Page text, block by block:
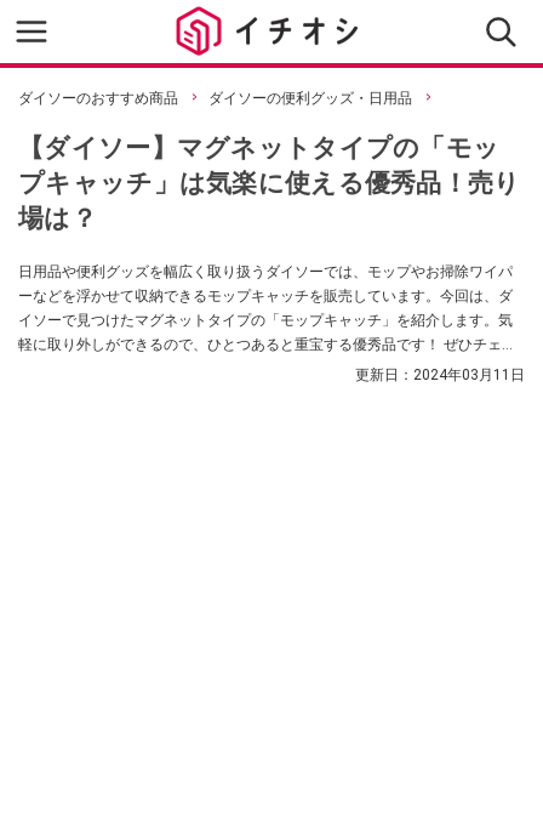
ダイソーのおすすめ商品 ダイソーの便利グッズ・日用品
【ダイソー】マグネットタイプの「モッ
プキャッチ」は気楽に使える優秀品！売り
場は？
日用品や便利グッズを幅広く取り扱うダイソーでは、モップやお掃除ワイパ
ーなどを浮かせて収納できるモップキャッチを販売しています。今回は、ダ
イソーで見つけたマグネットタイプの「モップキャッチ」を紹介します。気
軽に取り外しができるので、ひとつあると重宝する優秀品です！ ぜひチェッ
更新日： 2024年03月11日